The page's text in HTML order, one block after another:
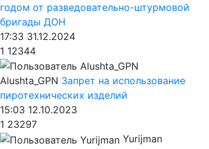
годом от разведовательно-штурмовой
бригады ДОН
17:33 31.12.2024
1 12344
Alushta_GPN Запрет на использование
пиротехнических изделий
15:03 12.10.2023
1 23297
Yurijman